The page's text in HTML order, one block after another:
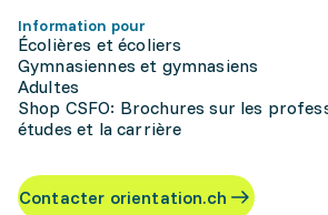
Information pour
Écolières et écoliers
Gymnasiennes et gymnasiens
Adultes
Shop CSFO: Brochures sur les
études et la carrière
Contacter orientation.ch